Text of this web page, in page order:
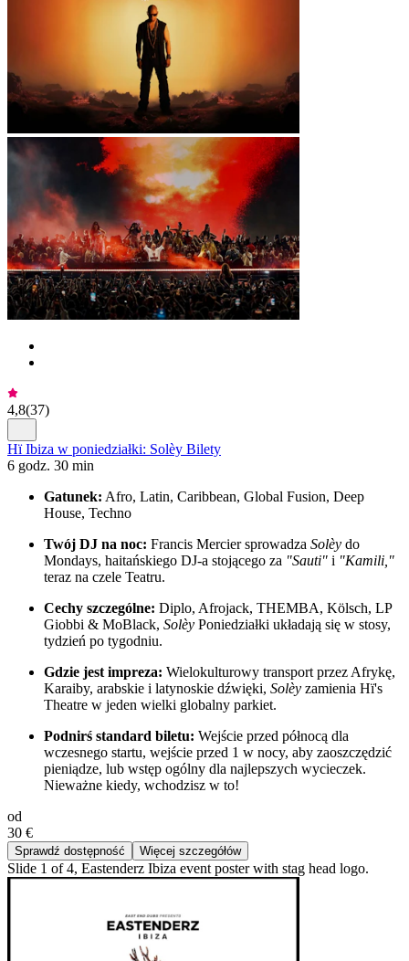
4,8(37)
Hï Ibiza w poniedziałki: Solèy Bilety
6 godz. 30 min
Gatunek: Afro, Latin, Caribbean, Global Fusion, Deep
House, Techno
Twój DJ na noc: Francis Mercier sprowadza Solèy do
Mondays, haitańskiego DJ-a stojącego za "Sauti" i "Kamili,"
teraz na czele Teatru.
Cechy szczególne: Diplo, Afrojack, THEMBA, Kölsch, LP
Giobbi & MoBlack, Solèy Poniedziałki układają się w stosy,
tydzień po tygodniu.
Gdzie jest impreza: Wielokulturowy transport przez Afrykę,
Karaiby, arabskie i latynoskie dźwięki, Solèy zamienia Hï's
Theatre w jeden wielki globalny parkiet.
Podnirś standard biletu: Wejście przed północą dla
wczesnego startu, wejście przed 1 w nocy, aby zaoszczędzić
pieniądze, lub wstęp ogólny dla najlepszych wycieczek.
Nieważne kiedy, wchodzisz w to!
od
30 €
Sprawdź dostępność Więcej szczegółów
Slide 1 of 4, Eastenderz Ibiza event poster with stag head logo.